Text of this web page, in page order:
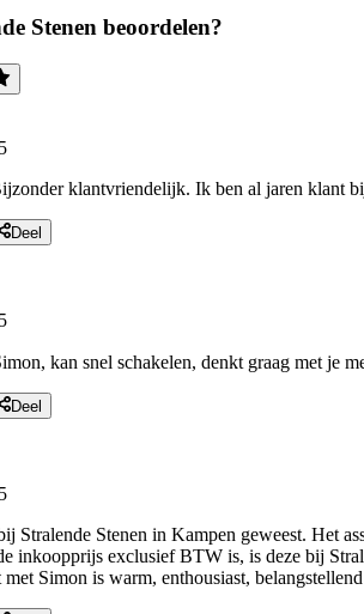
Stenen beoordelen?
klantvriendelijk. Ik ben al jaren klant
Deel
kan snel schakelen, denkt graag met je
Deel
Stralende Stenen in Kampen geweest. Het
inkoopprijs exclusief BTW is, is deze bij
Simon is warm, enthousiast,